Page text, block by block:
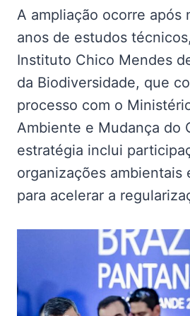
A ampliação ocorre após
anos de estudos
Instituto Chico Mendes
da Biodiversidade, que
processo com o
Ambiente e Mudança do
estratégia inclui
organizações ambientais
para acelerar a